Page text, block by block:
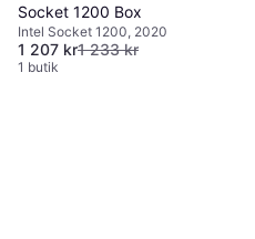
Socket 1200 Box
Intel Socket 1200, 2020
1 207 kr1 233 kr
1 butik